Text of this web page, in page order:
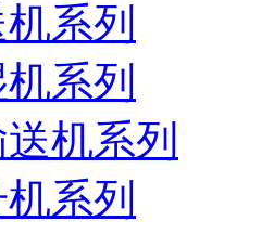
系列
系列
机系列
系列